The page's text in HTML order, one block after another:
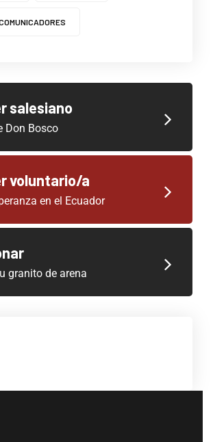
salesiano
Don Bosco
voluntario/a
en el Ecuador
granito de arena